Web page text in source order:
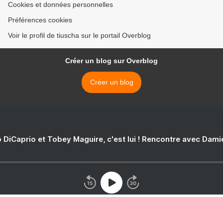
Cookies et données personnelles
Préférences cookies
Voir le profil de tiuscha sur le portail Overblog
Créer un blog sur Overblog
Créer un blog
DiCaprio et Tobey Maguire, c'est lui ! Rencontre avec